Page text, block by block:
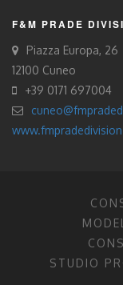
F&M PRADE
Piazza Europa, 26
12100 Cuneo
+39 0171 697004
STUDIO